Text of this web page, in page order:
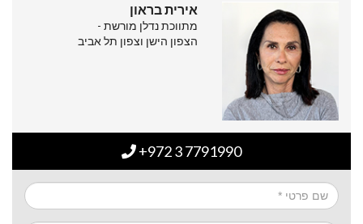
אירית בראון
מתווכת נדלן מורשת -
הצפון הישן וצפון תל אביב
+972 3 7791990